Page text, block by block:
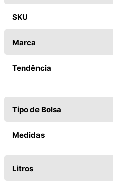
SKU
Marca
Tendência
Tipo de Bolsa
Medidas
Litros